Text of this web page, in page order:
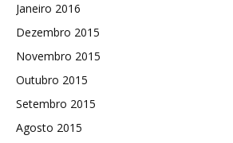
Janeiro 2016
Dezembro 2015
Novembro 2015
Outubro 2015
Setembro 2015
Agosto 2015